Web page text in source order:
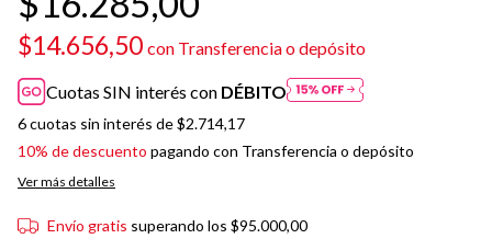
$14.656,50 con Transferencia o depósito
Cuotas SIN interés con DÉBITO
6cuotas sin interés de$2.714,17
10% de descuento pagando con Transferencia o depósito
Ver más detalles
Envío gratis superando los $95.000,00